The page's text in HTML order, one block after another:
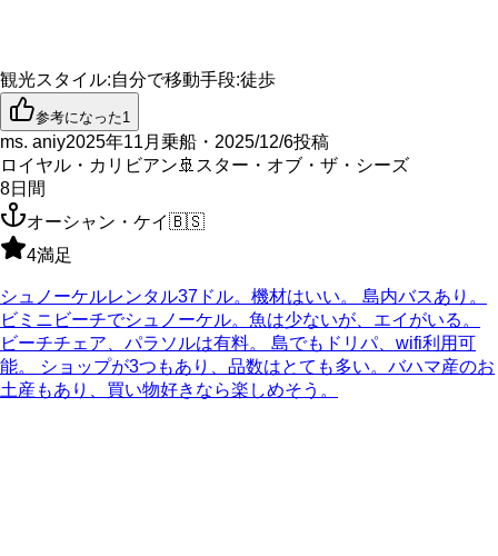
観光スタイル:自分で移動手段:徒歩
参考になった1
ms. aniy2025年11月乗船・2025/12/6投稿
ロイヤル・カリビアン 🚢 スター・オブ・ザ・シーズ
8日間
オーシャン・ケイ🇧🇸
4満足
シュノーケルレンタル37ドル。機材はいい。 島内バスあり。
ビミニビーチでシュノーケル。魚は少ないが、エイがいる。
ビーチチェア、パラソルは有料。 島でもドリパ、wifi利用可
能。 ショップが3つもあり、品数はとても多い。バハマ産のお
土産もあり、買い物好きなら楽しめそう。